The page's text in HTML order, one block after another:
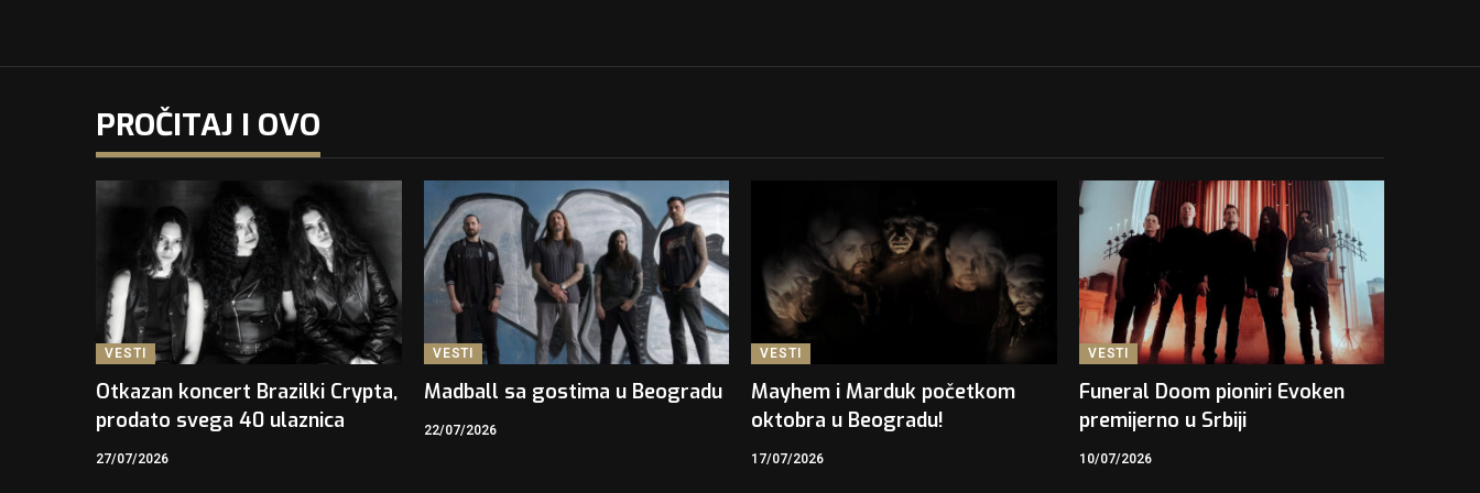
PROČITAJ I OVO
VESTI
Otkazan koncert Brazilki Crypta,
prodato svega 40 ulaznica
27/07/2026
VESTI
Madball sa gostima u Beogradu
22/07/2026
VESTI
Mayhem i Marduk početkom
oktobra u Beogradu!
17/07/2026
VESTI
Funeral Doom pioniri Evoken
premijerno u Srbiji
10/07/2026